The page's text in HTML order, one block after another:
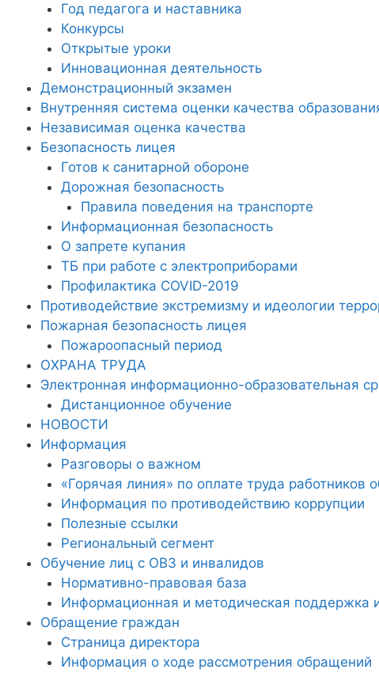
Год педагога и наставника
Конкурсы
Открытые уроки
Инновационная деятельность
Демонстрационный экзамен
Внутренняя система оценки качества
Независимая оценка качества
Безопасность лицея
Готов к санитарной обороне
Дорожная безопасность
Правила поведения на транспорте
Информационная безопасность
О запрете купания
ТБ при работе с электроприборами
Профилактика COVID-2019
Противодействие экстремизму и идеологии
Пожарная безопасность лицея
Пожароопасный период
ОХРАНА ТРУДА
Электронная информационно-образовательная
Дистанционное обучение
НОВОСТИ
Информация
Разговоры о важном
«Горячая линия» по оплате труда работников
Информация по противодействию коррупции
Полезные ссылки
Региональный сегмент
Обучение лиц с ОВЗ и инвалидов
Нормативно-правовая база
Информационная и методическая поддержка
Обращение граждан
Страница директора
Информация о ходе рассмотрения обращений